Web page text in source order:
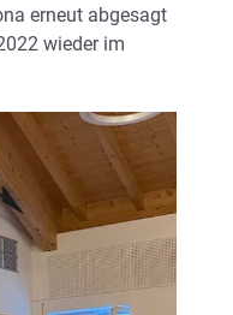
erneut abgesagt
wieder im